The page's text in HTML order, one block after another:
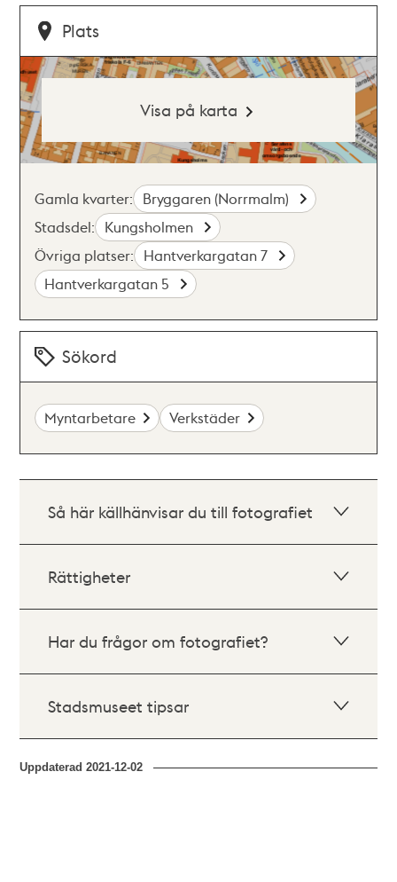
Plats
Visa på karta
Gamla kvarter: Bryggaren (Norrmalm)
Stadsdel: Kungsholmen
Övriga platser: Hantverkargatan 7
Hantverkargatan 5
Sökord
Myntarbetare Verkstäder
Så här källhänvisar du till fotografiet
Rättigheter
Har du frågor om fotografiet?
Stadsmuseet tipsar
Uppdaterad2021-12-02